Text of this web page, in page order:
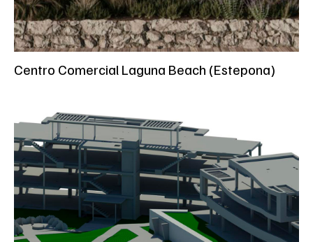
Centro Comercial Laguna Beach (Estepona)